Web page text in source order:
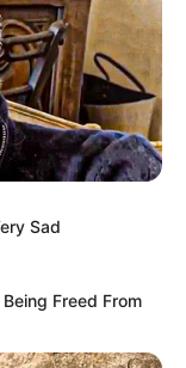
Sad
Freed From